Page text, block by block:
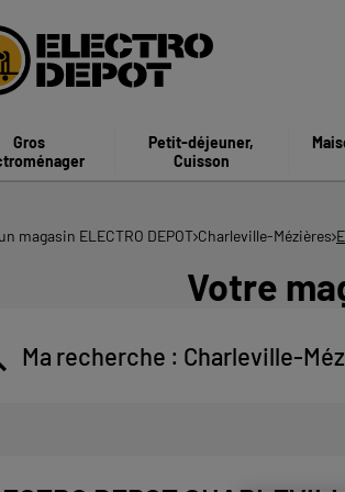
Gros
Petit-déjeuner,
Cuisson
magasin ELECTRO DEPOT Charleville-Mézières
Votre
Ma recherche : Charleville-